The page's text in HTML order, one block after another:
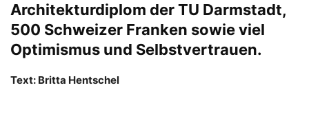
Architekturdiplom der TU Darmstadt,
500 Schweizer Franken sowie viel
Optimismus und Selbstvertrauen.
Text: Britta Hentschel